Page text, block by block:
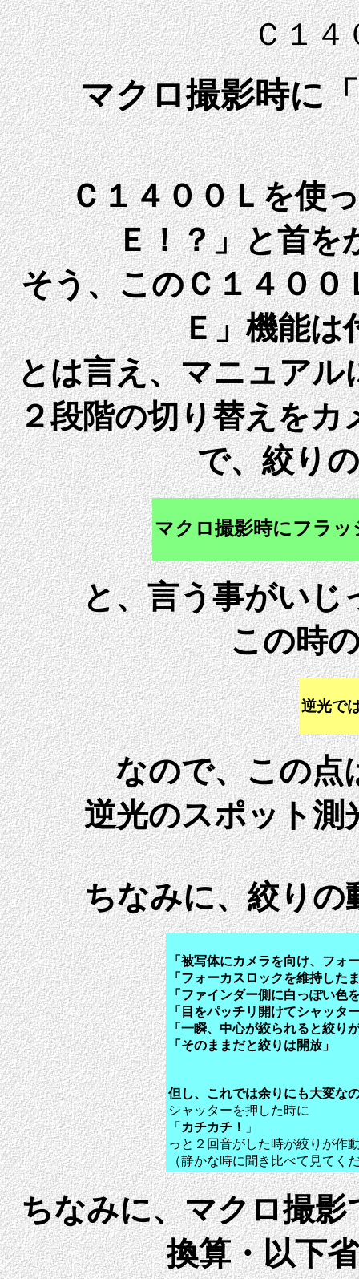
Ｃ１４
マクロ撮影時に
Ｃ１４００Ｌを使
Ｅ！？」と首を
そう、このＣ１４００
Ｅ」機能は
とは言え、マニュアル
２段階の切り替えをカ
で、絞り
マクロ撮影時にフラ
と、言う事がいじ
この時
逆光で
なので、この点
逆光のスポット測
ちなみに、絞りの
「被写体にカメラを向け、フォ
「フォーカスロックを維持した
「ファインダー側に白っぽい色
「目をパッチリ開けてシャッタ
「一瞬、中心が絞られると絞り
「そのままだと絞りは開放」
但し、これでは余りにも大変な
シャッターを押した時に
「 カチカチ！
」
っと２回音がした時が絞りが作
（静かな時に聞き比べて見てく
ちなみに、マクロ撮影
換算・以下